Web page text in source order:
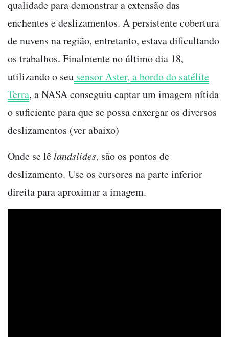
qualidade para demonstrar a extensão das
enchentes e deslizamentos. A persistente cobertura
de nuvens na região, entretanto, estava dificultando
os trabalhos. Finalmente no último dia 18,
utilizando o seu sensor Aster, a bordo do satélite
Terra, a NASA conseguiu captar um imagem nítida
o suficiente para que se possa enxergar os diversos
deslizamentos (ver abaixo)
Onde se lêlandslides, são os pontos de
deslizamento. Use os cursores na parte inferior
direita para aproximar a imagem.